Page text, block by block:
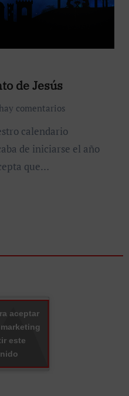
de Jesús
comentarios
de iniciarse el año
que…
aceptar
este